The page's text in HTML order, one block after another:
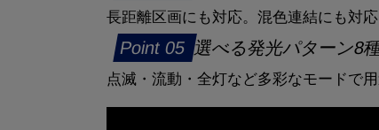
長距離区画にも対応。混色連結にも対
選べる発光パターン8
点滅・流動・全灯など多彩なモードで